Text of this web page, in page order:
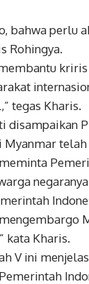
bahwa perlu
Rohingya.
tegas Kharis.
disampaikan
Myanmar
kata Kharis.
V ini